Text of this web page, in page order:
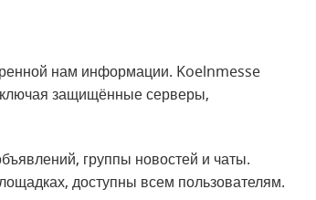
нам информации. Koelnmesse
защищённые серверы,
группы новостей и чаты.
доступны всем пользователям.